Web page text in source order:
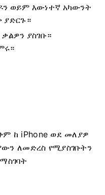
ወይም እውነተኛ አካውንት
ያድርጉ።
ቃልዎን ያስገቡ።
ከ iPhone ወደ መለያዎ
ለመድረስ የሚያስገቡትን